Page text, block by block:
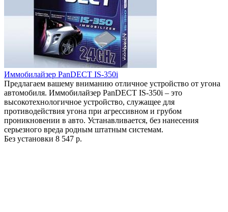
Иммобилайзер PanDECT IS-350i
Предлагаем вашему вниманию отличное устройство от угона
автомобиля. Иммобилайзер PanDECT IS-350i – это
высокотехнологичное устройство, служащее для
противодействия угона при агрессивном и грубом
проникновении в авто. Устанавливается, без нанесения
серьезного вреда родным штатным системам.
Без установки 8 547 р.